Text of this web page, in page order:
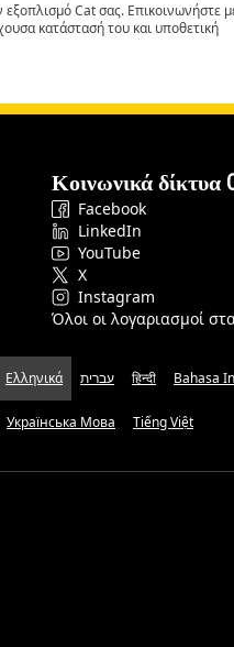
Cat σας. Επικοινωνήστε
κατάστασή του και υποθετική
Κοινωνικά δίκτυα
Facebook
LinkedIn
YouTube
X
Instagram
Όλοι οι λογαριασμοί
Ελληνικά עברית हिन्दी Bahasa
Українська Мова Tiếng Việt